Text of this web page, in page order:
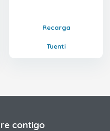
Recarga
Tuenti
contigo